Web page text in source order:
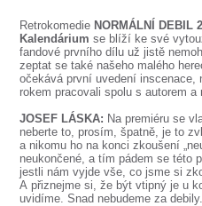
O
Retrokomedie NORMÁLNÍ DEBIL 2
Kalendárium se blíží ke své
fandové prvního dílu už jistě
zeptat se také našeho malého
očekává první uvedení inscenace,
rokem pracovali spolu s autorem a
JOSEF LÁSKA: Na premiéru se
neberte to, prosím, špatně, je to
a nikomu ho na konci zkoušení
neukončené, a tím pádem se této
jestli nám vyjde vše, co jsme si
A přiznejme si, že být vtipný je u
uvidíme. Snad nebudeme za debily.